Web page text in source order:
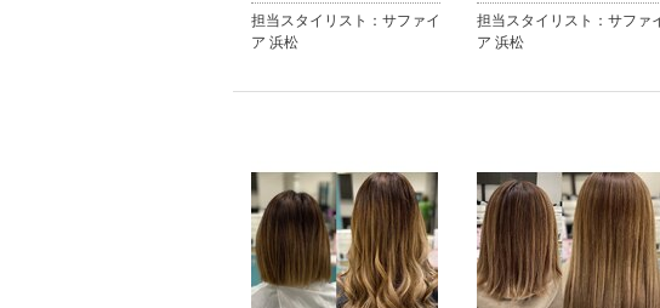
担当スタイリスト：サファイ
ア 浜松
担当スタイリスト：サファ
ア 浜松